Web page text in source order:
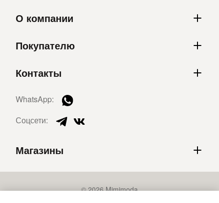
О компании
Покупателю
Контакты
WhatsApp:
Соцсети:
Магазины
© 2026 Mimimoda